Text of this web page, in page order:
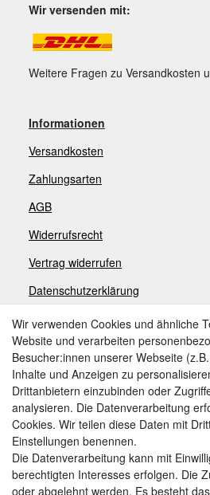
Wir versenden mit:
Weitere Fragen zu Versandkosten
Informationen
Versandkosten
Zahlungsarten
AGB
Widerrufsrecht
Vertrag widerrufen
Datenschutzerklärung
Impressum
Zahlungsarten
Weitere Zahlungsarten:
Kauf auf Rechnung
Vorkasse
Wir verwenden Cookies und ähnliche
Website und verarbeiten
Besucher:innen unserer Webseite
Inhalte und Anzeigen zu
Drittanbietern einzubinden oder
analysieren. Die Datenverarbeitung
Cookies. Wir teilen diese Daten mit
Einstellungen benennen.
Die Datenverarbeitung kann mit
berechtigten Interesses erfolgen. Die
oder abgelehnt werden. Es besteht